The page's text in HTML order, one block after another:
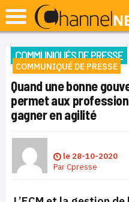
COMMUNIQUÉS DE PRESSE
COMMUNIQUÉ DE PRESSE
Quand une bonne
permet aux
gagner en agilité
le 28-10-2020
ParCpresse